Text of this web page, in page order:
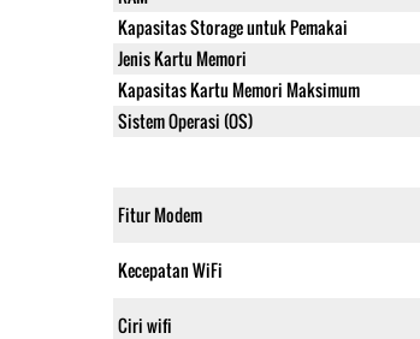
Kapasitas Storage untuk Pemakai
Jenis Kartu Memori
Kapasitas Kartu Memori Maksimum
Sistem Operasi (OS)
Fitur Modem
Kecepatan WiFi
Ciri wifi